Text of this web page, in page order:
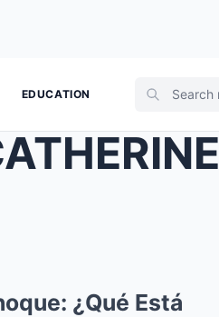
EDUCATION
¿Qué Está